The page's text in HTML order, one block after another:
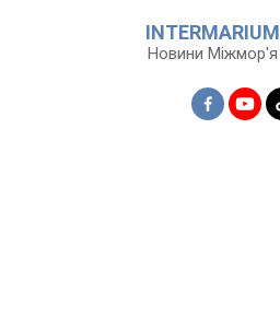
INTERMARIUM
Новини Міжмор'я